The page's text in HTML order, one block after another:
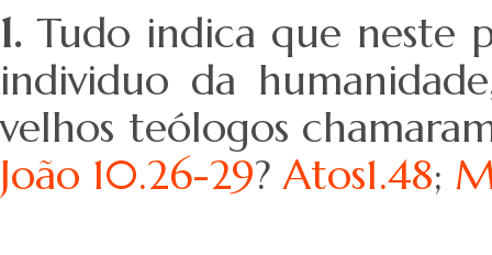
1. Tudo indica que neste
individuo da
velhos teólogos
João 10.26-29?Atos1.48;